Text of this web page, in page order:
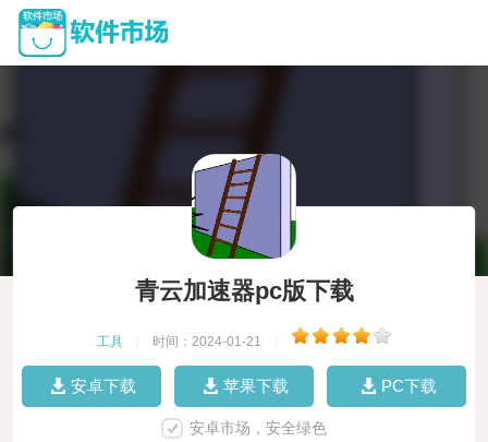
青云加速器pc版下载
工具 时间：2024-01-21
安卓下载 苹果下载 PC下载
安卓市场，安全绿色